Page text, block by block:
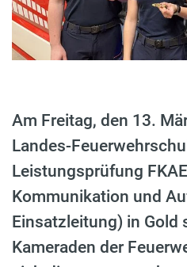
Am Freitag, den 13.
Landes-
Leistungsprüfung
Kommunikation und
Einsatzleitung) in Gold
Kameraden der